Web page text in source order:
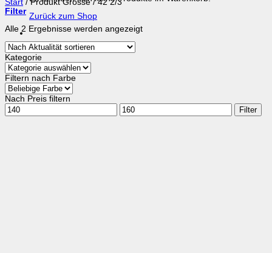
Zurück zum Shop
Start / Produkt Grösse/42 2/3
Filter
Alle 2 Ergebnisse werden angezeigtNach
Kategorie
Filtern nach Farbe
Nach Preis filtern
Min.
Preis
Max.
Preis
Filter